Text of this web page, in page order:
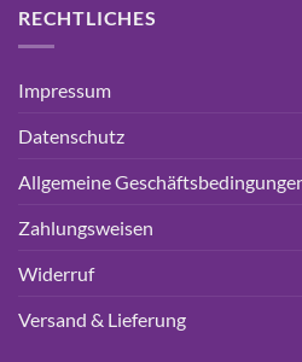
RECHTLICHES
Impressum
Datenschutz
Allgemeine
Zahlungsweisen
Widerruf
Versand & Lieferung